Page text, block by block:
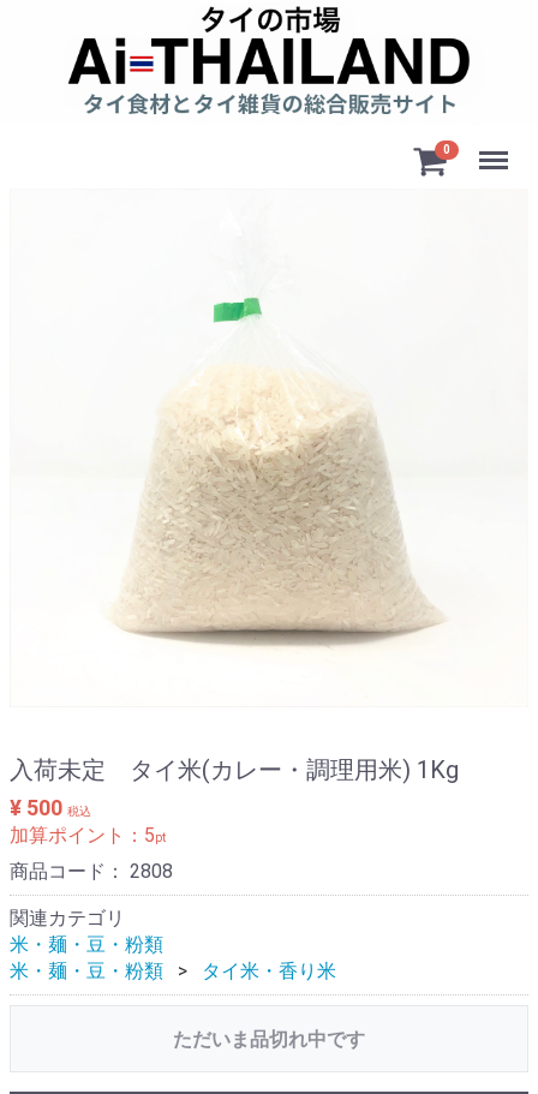
0 Menu
入荷未定 タイ米(カレー・調理用米) 1Kg
¥ 500 税込
加算ポイント： 5pt
商品コード： 2808
関連カテゴリ
米・麺・豆・粉類
米・麺・豆・粉類
タイ米・香り米
ただいま品切れ中です